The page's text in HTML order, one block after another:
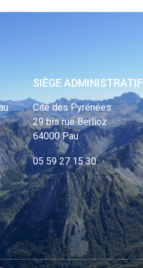
SIÈGE ADMINISTRATIF
Cité des Pyrénées
29 bis rue Berlioz
64000 Pau
05 59 27 15 30